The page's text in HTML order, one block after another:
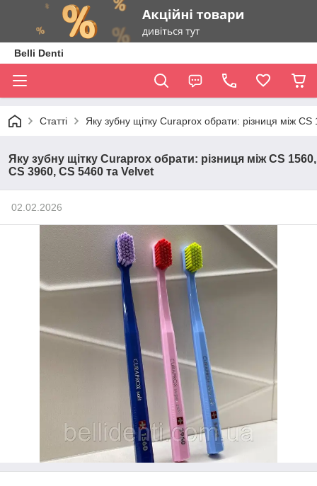
Belli Denti
Статті Яку зубну щітку Curaprox обрати: різниця між
Яку зубну щітку Curaprox обрати: різниця між CS 1560,
CS 3960, CS 5460 та Velvet
02.02.2026